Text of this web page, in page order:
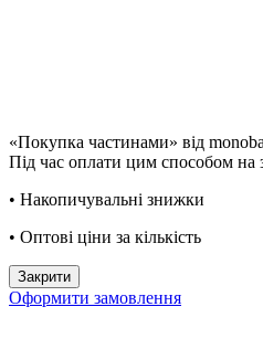
«Покупка частинами» від
Під час оплати цим способом на
• Накопичувальні знижки
• Оптові ціни за кількість
Закрити
Оформити замовлення